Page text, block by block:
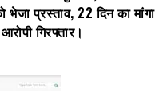
प्रस्ताव, 22 दिन का मांगा
गिरफ्तार।